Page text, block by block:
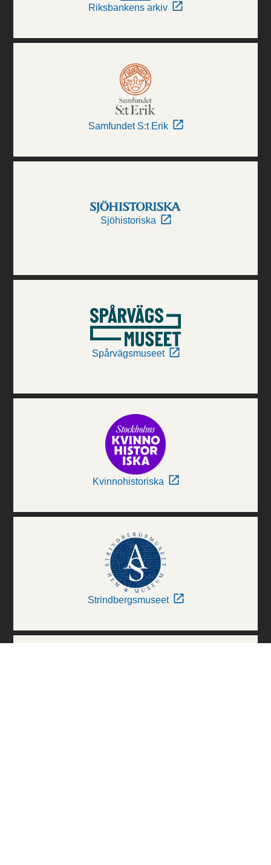
Riksbankens arkiv
Samfundet S:t Erik
Sjöhistoriska
Spårvägsmuseet
Kvinnohistoriska
Strindbergsmuseet